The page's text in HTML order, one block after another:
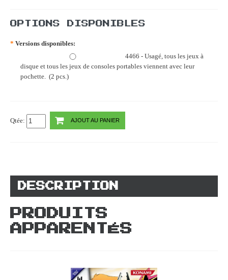
OPTIONS DISPONIBLES
* Versions disponibles:
4466 - Usagé, tous les jeux à
disque et tous les jeux de consoles portables viennent avec leur
pochette. (2 pcs.)
Qtée: AJOUT AU PANIER
DESCRIPTION
PRODUITS
APPARENTÉS